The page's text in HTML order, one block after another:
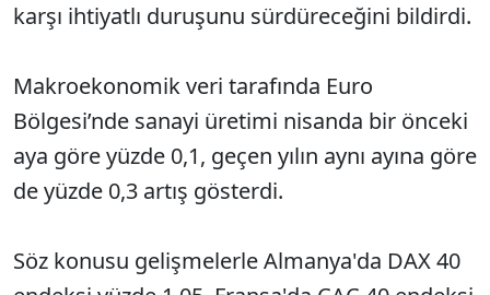
karşı ihtiyatlı duruşunu sürdüreceğini bildirdi.
Makroekonomik veri tarafında Euro
Bölgesi’nde sanayi üretimi nisanda bir önceki
aya göre yüzde 0,1, geçen yılın aynı ayına göre
de yüzde 0,3 artış gösterdi.
Söz konusu gelişmelerle Almanya'da DAX 40